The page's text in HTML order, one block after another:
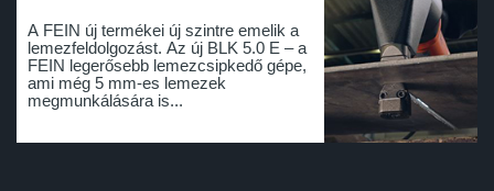
A FEIN új termékei új szintre emelik a
lemezfeldolgozást. Az új BLK 5.0 E – a
FEIN legerősebb lemezcsipkedő gépe,
ami még 5 mm-es lemezek
megmunkálására is...